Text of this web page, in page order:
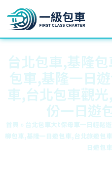
台北包車,基隆
包車,基隆一日
車,台北包車觀
份一日遊
首頁 » 台北包車大t保母車一日輕鬆
柳包車,基隆一日遊包車,台北旅遊包
日遊包